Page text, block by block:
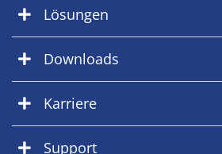
Lösungen
Downloads
Karriere
Support